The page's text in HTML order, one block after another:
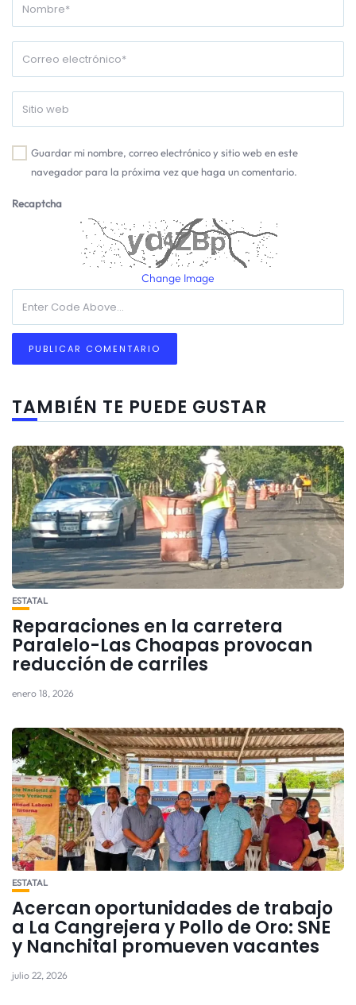
Guardar mi nombre, correo electrónico y sitio web en este
navegador para la próxima vez que haga un comentario.
Recaptcha
Change Image
TAMBIÉN TE PUEDE GUSTAR
ESTATAL
Reparaciones en la carretera
Paralelo-Las Choapas provocan
reducción de carriles
enero 18, 2026
ESTATAL
Acercan oportunidades de trabajo
a La Cangrejera y Pollo de Oro: SNE
y Nanchital promueven vacantes
julio 22, 2026